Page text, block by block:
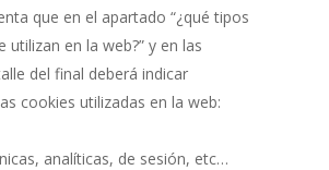
que en el apartado “¿qué tipos
utilizan en la web?” y en las
del final deberá indicar
cookies utilizadas en la web:
analíticas, de sesión, etc…